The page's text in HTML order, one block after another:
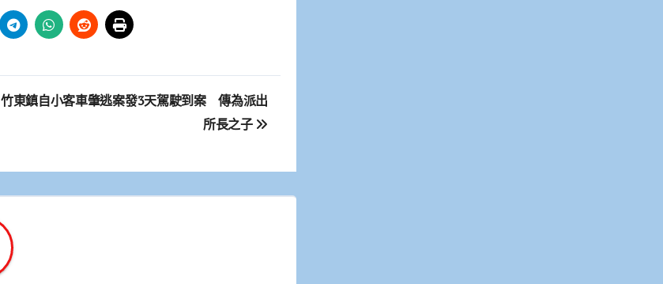
竹東鎮自小客車肇逃案發3天駕駛到案 傳為派出
所長之子